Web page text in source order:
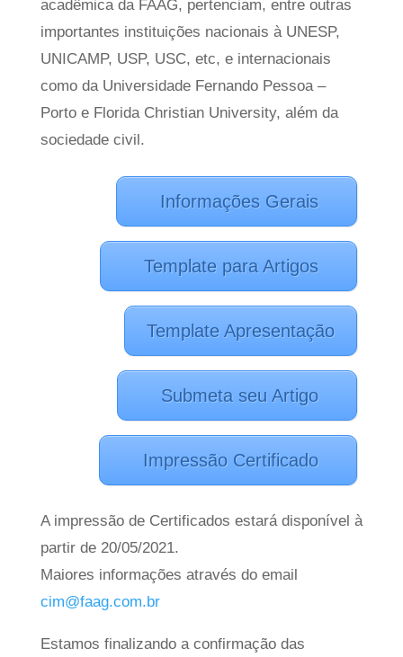
acadêmica da FAAG, pertenciam, entre outras
importantes instituições nacionais à UNESP,
UNICAMP, USP, USC, etc, e internacionais
como da Universidade Fernando Pessoa –
Porto e Florida Christian University, além da
sociedade civil.
Informações Gerais
Template para Artigos
Template Apresentação
Submeta seu Artigo
Impressão Certificado
A impressão de Certificados estará disponível à
partir de 20/05/2021.
Maiores informações através do email
cim@faag.com.br
Estamos finalizando a confirmação das